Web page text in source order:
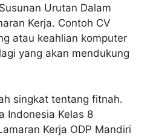
Urutan Dalam
Kerja. Contoh CV
atau keahlian komputer
yang akan mendukung
singkat tentang fitnah.
Indonesia Kelas 8
Kerja ODP Mandiri